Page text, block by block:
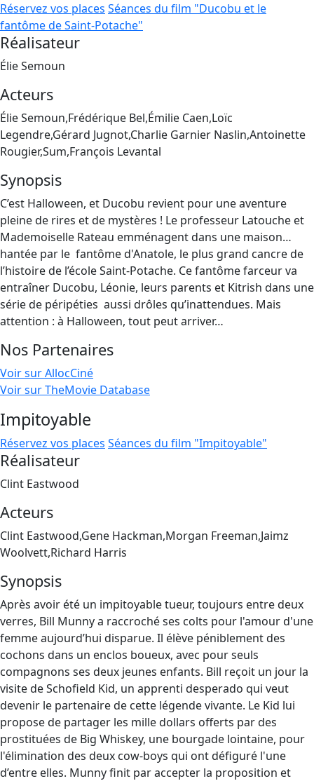
Réservez vos places Séances du film "Ducobu et le
fantôme de Saint-Potache"
Réalisateur
Élie Semoun
Acteurs
Élie Semoun,Frédérique Bel,Émilie Caen,Loïc
Legendre,Gérard Jugnot,Charlie Garnier Naslin,Antoinette
Rougier,Sum,François Levantal
Synopsis
C’est Halloween, et Ducobu revient pour une aventure
pleine de rires et de mystères ! Le professeur Latouche et
Mademoiselle Rateau emménagent dans une maison…
hantée par le ​ fantôme d'Anatole, le plus grand cancre de
l’histoire de l’école Saint-Potache. Ce fantôme farceur va
entraîner Ducobu, Léonie, leurs parents et Kitrish dans une
série de péripéties ​ aussi drôles qu’inattendues. Mais
attention : à Halloween, tout peut arriver…
Nos Partenaires
Voir sur AllocCiné
Voir sur TheMovie Database
Impitoyable
Réservez vos places Séances du film "Impitoyable"
Réalisateur
Clint Eastwood
Acteurs
Clint Eastwood,Gene Hackman,Morgan Freeman,Jaimz
Woolvett,Richard Harris
Synopsis
Après avoir été un impitoyable tueur, toujours entre deux
verres, Bill Munny a raccroché ses colts pour l'amour d'une
femme aujourd’hui disparue. Il élève péniblement des
cochons dans un enclos boueux, avec pour seuls
compagnons ses deux jeunes enfants. Bill reçoit un jour la
visite de Schofield Kid, un apprenti desperado qui veut
devenir le partenaire de cette légende vivante. Le Kid lui
propose de partager les mille dollars offerts par des
prostituées de Big Whiskey, une bourgade lointaine, pour
l'élimination des deux cow‐boys qui ont défiguré l'une
d’entre elles. Munny finit par accepter la proposition et